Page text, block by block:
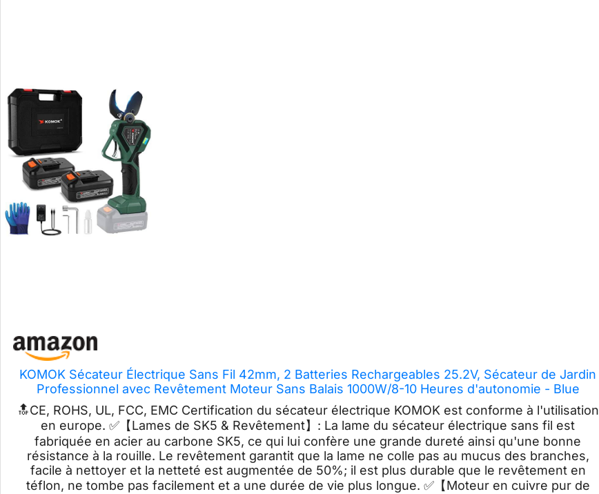
KOMOK Sécateur Électrique Sans Fil 42mm, 2 Batteries Rechargeables 25.2V, Sécateur de Jardin
Professionnel avec Revêtement Moteur Sans Balais 1000W/8-10 Heures d'autonomie - Blue
(42mm-Vert)
🔝CE, ROHS, UL, FCC, EMC Certification du sécateur électrique KOMOK est conforme à l'utilisation
en europe. ✅【Lames de SK5 & Revêtement】: La lame du sécateur électrique sans fil est
fabriquée en acier au carbone SK5, ce qui lui confère une grande dureté ainsi qu'une bonne
résistance à la rouille. Le revêtement garantit que la lame ne colle pas au mucus des branches,
facile à nettoyer et la netteté est augmentée de 50%; il est plus durable que le revêtement en
téflon, ne tombe pas facilement et a une durée de vie plus longue. ✅【Moteur en cuivre pur de